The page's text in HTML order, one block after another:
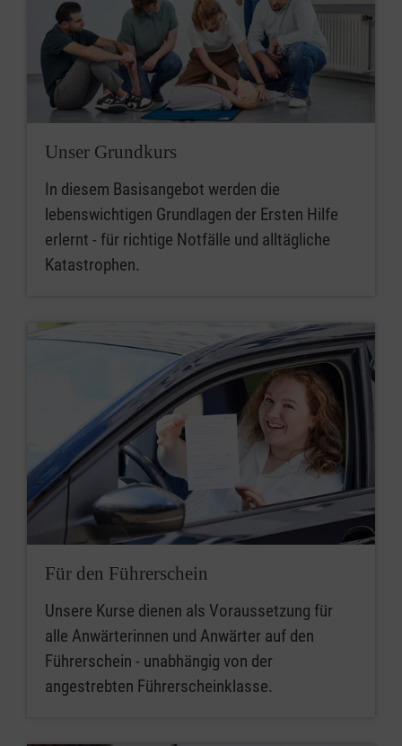
Unser Grundkurs
In diesem Basisangebot werden die
lebenswichtigen Grundlagen der Ersten Hilfe
erlernt - für richtige Notfälle und alltägliche
Katastrophen.
Für den Führerschein
Unsere Kurse dienen als Voraussetzung für
alle Anwärterinnen und Anwärter auf den
Führerschein - unabhängig von der
angestrebten Führerscheinklasse.